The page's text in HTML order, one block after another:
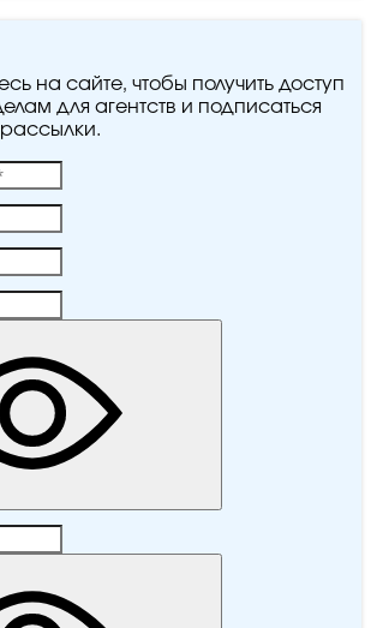
на сайте, чтобы получить доступ
для агентств и подписаться